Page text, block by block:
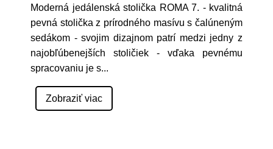
Moderná jedálenská stolička ROMA 7. - kvalitná
pevná stolička z prírodného masívu s čalúneným
sedákom - svojim dizajnom patrí medzi jedny z
najobľúbenejších stoličiek - vďaka pevnému
spracovaniu je s...
Zobraziť viac